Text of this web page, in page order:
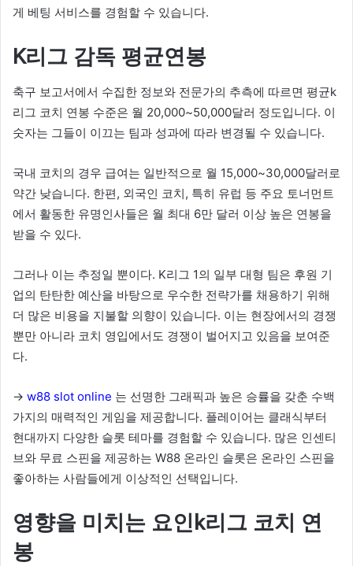
게 베팅 서비스를 경험할 수 있습니다.
K리그 감독 평균연봉
축구 보고서에서 수집한 정보와 전문가의 추측에 따르면 평균k
리그 코치 연봉 수준은 월 20,000~50,000달러 정도입니다. 이
숫자는 그들이 이끄는 팀과 성과에 따라 변경될 수 있습니다.
국내 코치의 경우 급여는 일반적으로 월 15,000~30,000달러로
약간 낮습니다. 한편, 외국인 코치, 특히 유럽 등 주요 토너먼트
에서 활동한 유명인사들은 월 최대 6만 달러 이상 높은 연봉을
받을 수 있다.
그러나 이는 추정일 뿐이다. K리그 1의 일부 대형 팀은 후원 기
업의 탄탄한 예산을 바탕으로 우수한 전략가를 채용하기 위해
더 많은 비용을 지불할 의향이 있습니다. 이는 현장에서의 경쟁
뿐만 아니라 코치 영입에서도 경쟁이 벌어지고 있음을 보여준
다.
-> w88 slot online 는 선명한 그래픽과 높은 승률을 갖춘 수백
가지의 매력적인 게임을 제공합니다. 플레이어는 클래식부터
현대까지 다양한 슬롯 테마를 경험할 수 있습니다. 많은 인센티
브와 무료 스핀을 제공하는 W88 온라인 슬롯은 온라인 스핀을
좋아하는 사람들에게 이상적인 선택입니다.
영향을 미치는 요인k리그 코치 연
봉